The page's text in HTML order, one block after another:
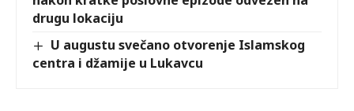
drugu lokaciju
U augustu svečano otvorenje Islamskog
centra i džamije u Lukavcu